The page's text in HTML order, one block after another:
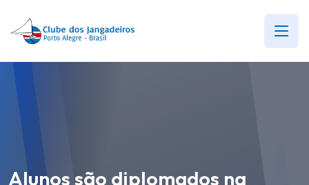
Alunos são diplomados na